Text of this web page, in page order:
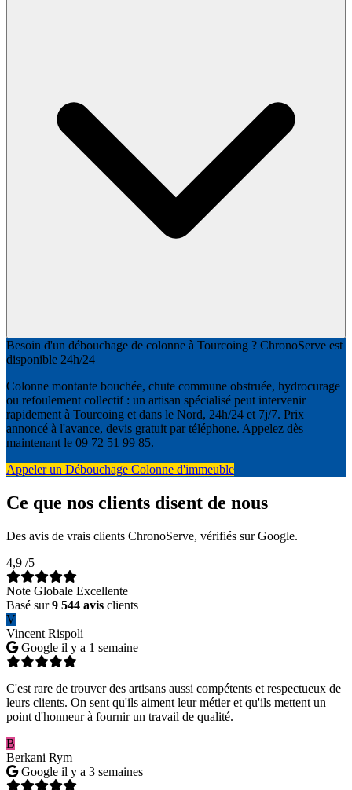
Besoin d'un débouchage de colonne à Tourcoing ? ChronoServe est
disponible 24h/24
Colonne montante bouchée, chute commune obstruée, hydrocurage
ou refoulement collectif : un artisan spécialisé peut intervenir
rapidement à Tourcoing et dans le Nord, 24h/24 et 7j/7. Prix
annoncé à l'avance, devis gratuit par téléphone. Appelez dès
maintenant le 09 72 51 99 85.
Appeler un Débouchage Colonne d'immeuble
Ce que nos clients disent de nous
Des avis de vrais clients ChronoServe, vérifiés sur Google.
4,9 /5
Note Globale Excellente
Basé sur9 544 avis clients
V
Vincent Rispoli
Google il y a 1 semaine
C'est rare de trouver des artisans aussi compétents et respectueux de
leurs clients. On sent qu'ils aiment leur métier et qu'ils mettent un
point d'honneur à fournir un travail de qualité.
B
Berkani Rym
Google il y a 3 semaines